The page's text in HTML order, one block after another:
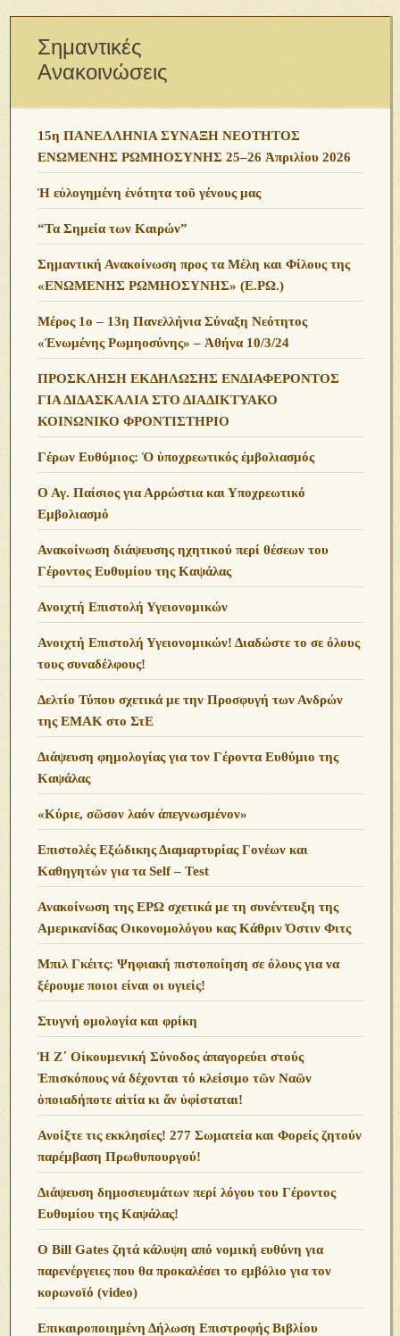
Σημαντικές
Ανακοινώσεις
15η ΠΑΝΕΛΛΗΝΙΑ ΣΥΝΑΞΗ ΝΕΟΤΗΤΟΣ
ΕΝΩΜΕΝΗΣ ΡΩΜΗΟΣΥΝΗΣ 25–26 Ἀπριλίου 2026
Ἡ εὐλογημένη ἑνότητα τοῦ γένους μας
“Τα Σημεία των Καιρών”
Σημαντική Ανακοίνωση προς τα Μέλη και Φίλους της
«ΕΝΩΜΕΝΗΣ ΡΩΜΗΟΣΥΝΗΣ» (Ε.ΡΩ.)
Μέρος 1ο – 13η Πανελλήνια Σύναξη Νεότητος
«Ἑνωμένης Ρωμηοσύνης» – Ἀθήνα 10/3/24
ΠΡΟΣΚΛΗΣΗ ΕΚΔΗΛΩΣΗΣ ΕΝΔΙΑΦΕΡΟΝΤΟΣ
ΓΙΑ ΔΙΔΑΣΚΑΛΙΑ ΣΤΟ ΔΙΑΔΙΚΤΥΑΚΟ
ΚΟΙΝΩΝΙΚΟ ΦΡΟΝΤΙΣΤΗΡΙΟ
Γέρων Ευθύμιος: Ὁ ὑποχρεωτικός ἐμβολιασμός
Ο Αγ. Παίσιος για Αρρώστια και Υποχρεωτικό
Εμβολιασμό
Ανακοίνωση διάψευσης ηχητικού περί θέσεων του
Γέροντος Ευθυμίου της Καψάλας
Ανοιχτή Επιστολή Υγειονομικών
Ανοιχτή Επιστολή Υγειονομικών! Διαδώστε το σε όλους
τους συναδέλφους!
Δελτίο Τύπου σχετικά με την Προσφυγή των Ανδρών
της ΕΜΑΚ στο ΣτΕ
Διάψευση φημολογίας για τον Γέροντα Ευθύμιο της
Καψάλας
«Κύριε, σῶσον λαόν ἀπεγνωσμένον»
Επιστολές Εξώδικης Διαμαρτυρίας Γονέων και
Καθηγητών για τα Self – Test
Ανακοίνωση της ΕΡΩ σχετικά με τη συνέντευξη της
Αμερικανίδας Οικονομολόγου κας Κάθριν Όστιν Φιτς
Μπιλ Γκέιτς: Ψηφιακή πιστοποίηση σε όλους για να
ξέρουμε ποιοι είναι οι υγιείς!
Στυγνή ομολογία και φρίκη
Ἡ Ζ΄ Οἰκουμενική Σύνοδος ἀπαγορεύει στούς
Ἐπισκόπους νά δέχονται τό κλείσιμο τῶν Ναῶν
ὁποιαδήποτε αἰτία κι ἄν ὑφίσταται!
Ανoίξτε τις εκκλησίες! 277 Σωματεία και Φορείς ζητούν
παρέμβαση Πρωθυπουργού!
Διάψευση δημοσιευμάτων περί λόγου του Γέροντος
Ευθυμίου της Καψάλας!
O Bill Gates ζητά κάλυψη από νομική ευθύνη για
παρενέργειες που θα προκαλέσει το εμβόλιο για τον
κορωνοϊό (video)
Επικαιροποιημένη Δήλωση Επιστροφής Βιβλίου